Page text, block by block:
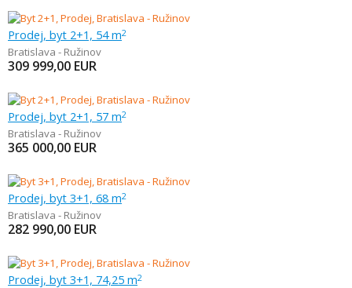
Prodej, byt 2+1, 54 m2
Bratislava - Ružinov
309 999,00 EUR
Prodej, byt 2+1, 57 m2
Bratislava - Ružinov
365 000,00 EUR
Prodej, byt 3+1, 68 m2
Bratislava - Ružinov
282 990,00 EUR
Prodej, byt 3+1, 74,25 m2